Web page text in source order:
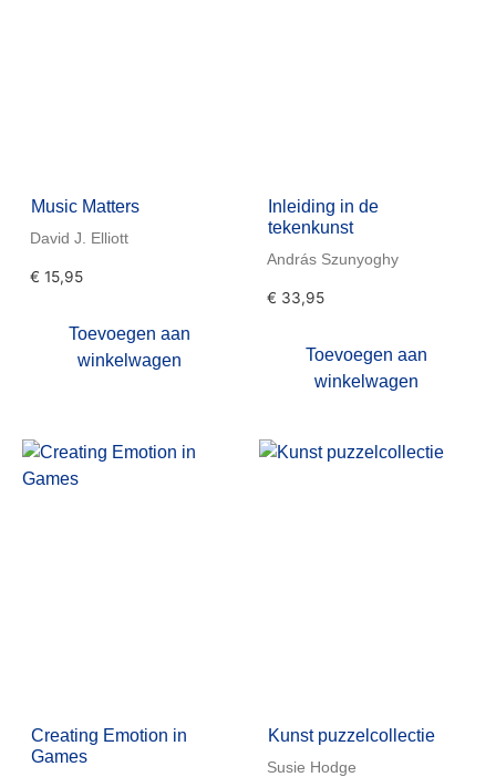
Music Matters
David J. Elliott
€ 15,95
Toevoegen aan
winkelwagen
Inleiding in de
tekenkunst
András Szunyoghy
€ 33,95
Toevoegen aan
winkelwagen
Creating Emotion in
Games
Kunst puzzelcollectie
Susie Hodge